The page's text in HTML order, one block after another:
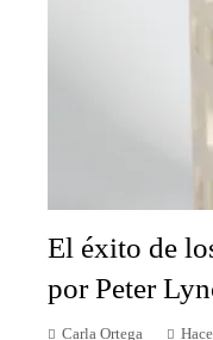
El éxito de
por Peter
Carla Ortega